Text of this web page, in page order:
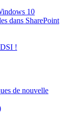
10
dans SharePoint
!
de nouvelle